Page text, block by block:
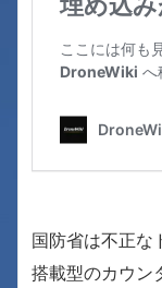
国防省は不正な
搭載型のカウン